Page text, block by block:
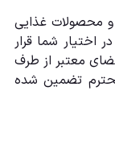
و محصولات غذایی
اختیار شما قرار
معتبر از طرف
تضمین شده